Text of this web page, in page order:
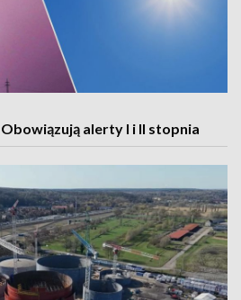
Obowiązują alerty I i II stopnia